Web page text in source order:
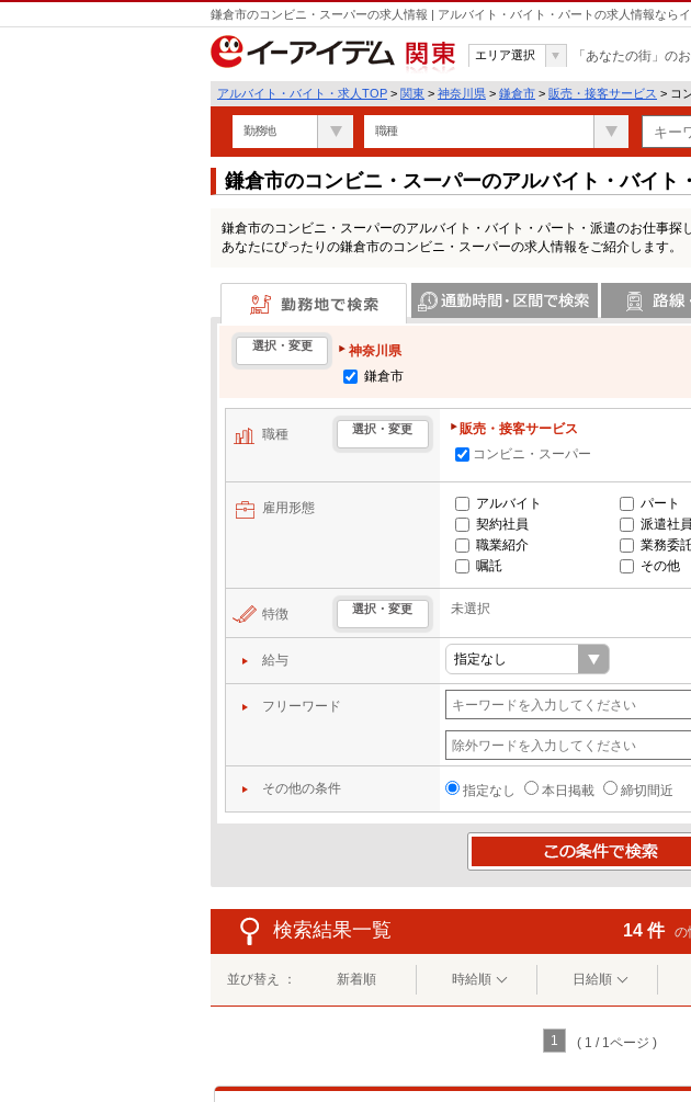
鎌倉市のコンビニ・スーパーの求人情報 | アルバイト・バイト・パートの求人情報なら
関東
エリア選択 「あなたの街」の
アルバイト・バイト・求人TOP > 関東 > 神奈川県 > 鎌倉市 > 販売・接客サービス > コ
勤務地 職種
鎌倉市のコンビニ・スーパーのアルバイト・バイト
鎌倉市のコンビニ・スーパーのアルバイト・バイト・パート・派遣のお仕事探
あなたにぴったりの鎌倉市のコンビニ・スーパーの求人情報をご紹介します。
勤務地で検索
選択・変更
神奈川県
鎌倉市
職種 選択・変更
販売・接客サービス
コンビニ・スーパー
雇用形態 アルバイト パート
契約社員
派遣社員
職業紹介
業務委託
嘱託
その他
特徴 選択・変更 未選択
給与
フリーワード
その他の条件 指定なし 本日掲載 締切間近
検索結果一覧 14 件 の
並び替え ： 新着順 時給順 日給順
1 ( 1 / 1ページ )